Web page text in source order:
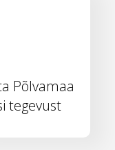
Põlvamaa
tegevust